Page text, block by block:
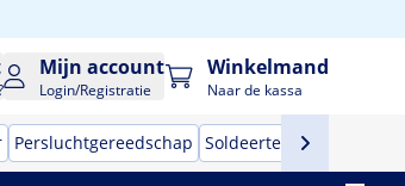
Mijn account
Login/Registratie
Winkelmand
Naar de kassa
Persluchtgereedschap Soldeertechniek